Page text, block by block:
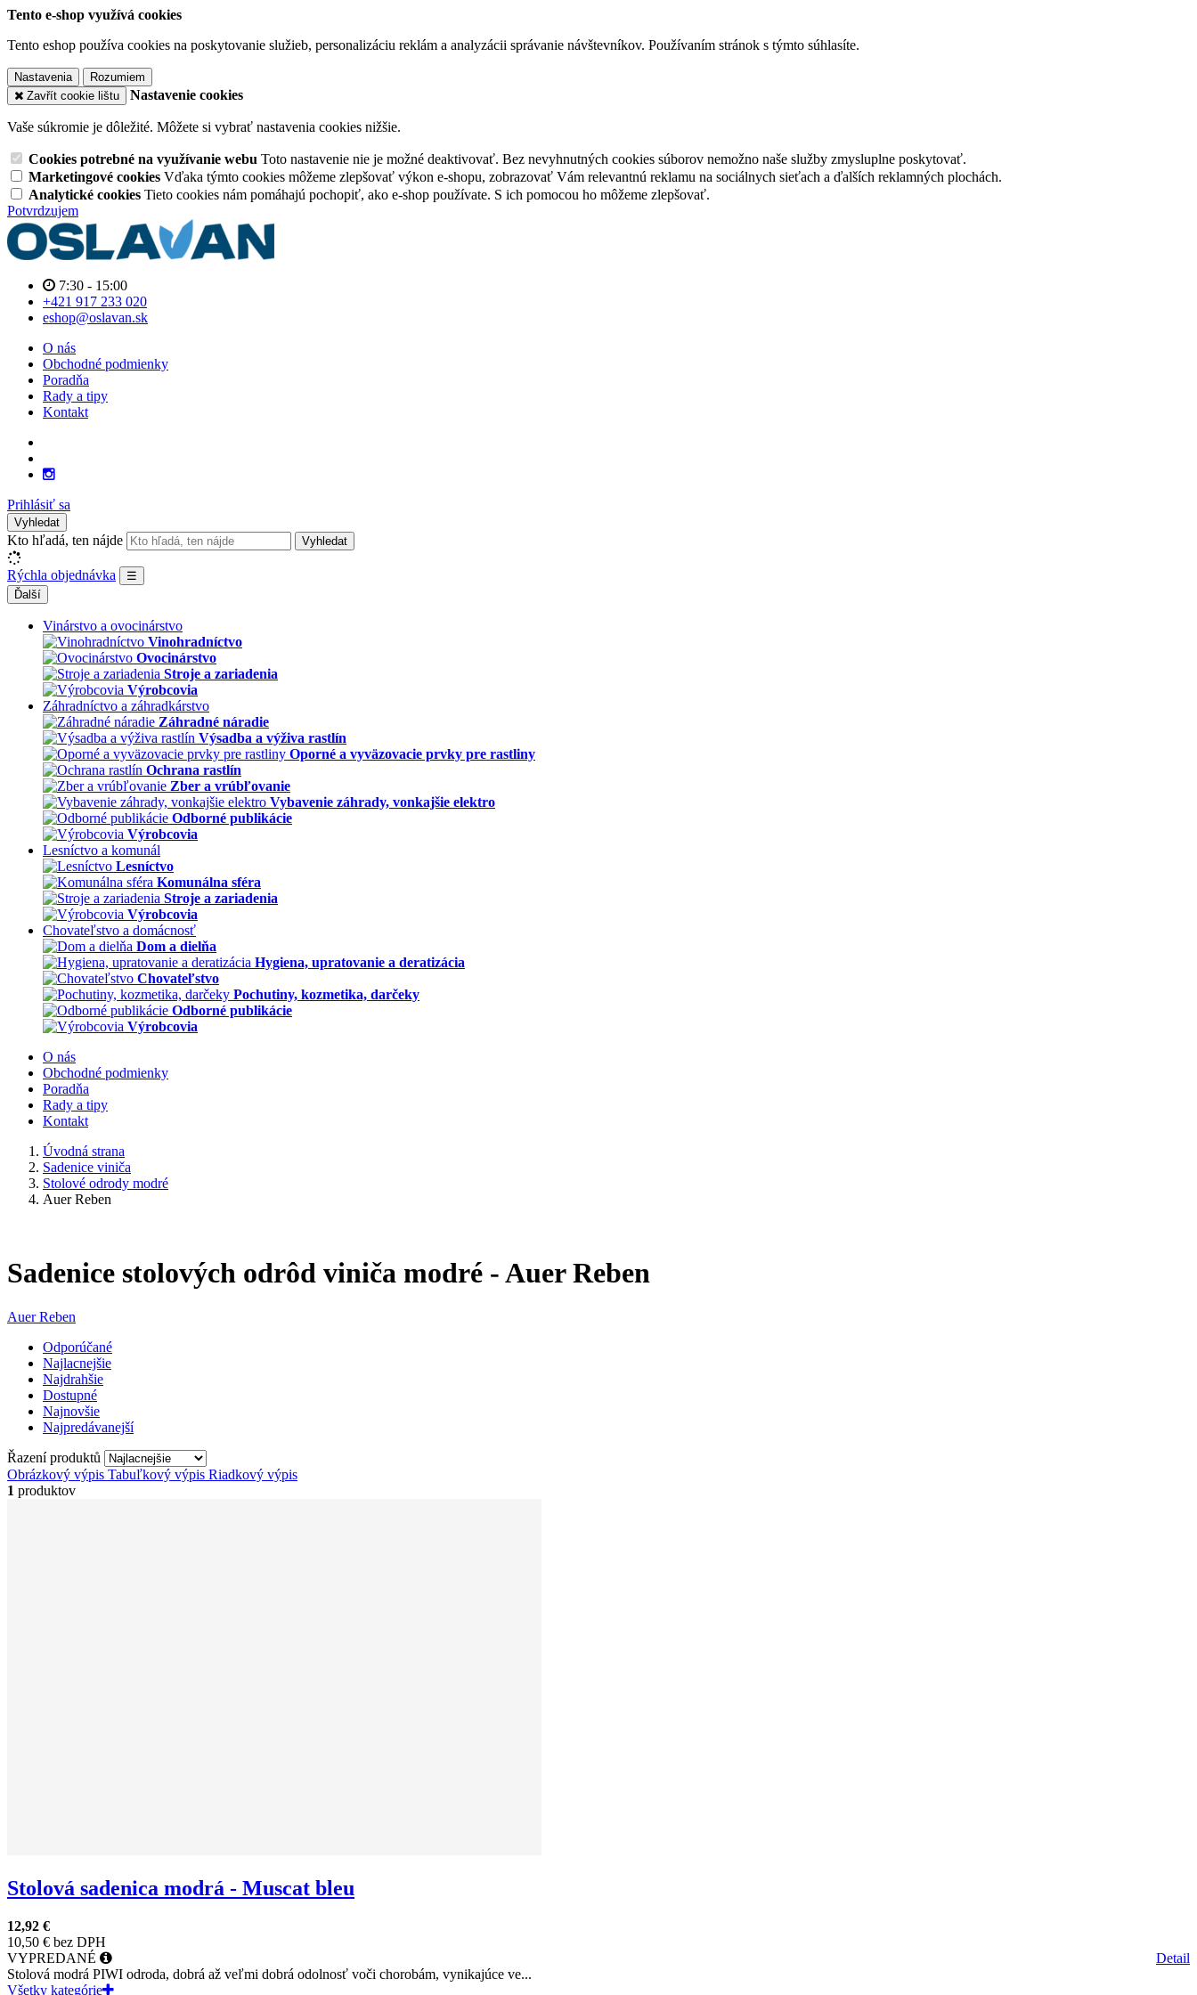
Tento e-shop využívá cookies
Tento eshop používa cookies na poskytovanie služieb, personalizáciu reklám a analyzácii správanie návštevníkov. Používaním stránok s týmto súhlasíte.
Nastavenia
Rozumiem
Zavřít cookie lištu
Nastavenie cookies
Vaše súkromie je dôležité. Môžete si vybrať nastavenia cookies nižšie.
Cookies potrebné na využívanie webu Toto nastavenie nie je možné deaktivovať. Bez nevyhnutných cookies súborov nemožno naše služby zmysluplne poskytovať.
Marketingové cookies Vďaka týmto cookies môžeme zlepšovať výkon e-shopu, zobrazovať Vám relevantnú reklamu na sociálnych sieťach a ďalších reklamných plochách.
Analytické cookies Tieto cookies nám pomáhajú pochopiť, ako e-shop používate. S ich pomocou ho môžeme zlepšovať.
Potvrdzujem
7:30 - 15:00
+421 917 233 020
eshop@oslavan.sk
O nás
Obchodné podmienky
Poradňa
Rady a tipy
Kontakt
Prihlásiť sa
Vyhledat
Kto hľadá, ten nájde Vyhledat
Rýchla objednávka
☰
Ďalší
Vinárstvo a ovocinárstvo
Vinohradníctvo
Ovocinárstvo
Stroje a zariadenia
Výrobcovia
Záhradníctvo a záhradkárstvo
Záhradné náradie
Výsadba a výživa rastlín
Oporné a vyväzovacie prvky pre rastliny
Ochrana rastlín
Zber a vrúbľovanie
Vybavenie záhrady, vonkajšie elektro
Odborné publikácie
Výrobcovia
Lesníctvo a komunál
Lesníctvo
Komunálna sféra
Stroje a zariadenia
Výrobcovia
Chovateľstvo a domácnosť
Dom a dielňa
Hygiena, upratovanie a deratizácia
Chovateľstvo
Pochutiny, kozmetika, darčeky
Odborné publikácie
Výrobcovia
O nás
Obchodné podmienky
Poradňa
Rady a tipy
Kontakt
Úvodná strana
Sadenice viniča
Stolové odrody modré
Auer Reben
Sadenice stolových odrôd viniča modré - Auer Reben
Auer Reben
Odporúčané
Najlacnejšie
Najdrahšie
Dostupné
Najnovšie
Najpredávanejší
Řazení produktů
Obrázkový výpis Tabuľkový výpis Riadkový výpis
1 produktov
Stolová sadenica modrá - Muscat bleu
12,92 €
10,50 € bez DPH
Detail
VYPREDANÉ
Stolová modrá PIWI odroda, dobrá až veľmi dobrá odolnosť voči chorobám, vynikajúce ve...
Všetky kategórie